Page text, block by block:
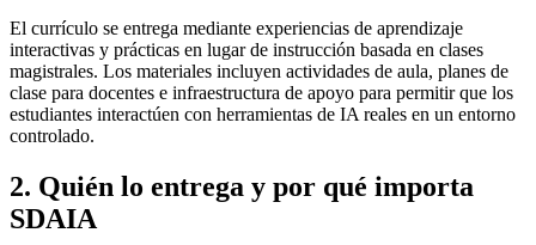
El currículo se entrega mediante experiencias de aprendizaje
interactivas y prácticas en lugar de instrucción basada en clases
magistrales. Los materiales incluyen actividades de aula, planes de
clase para docentes e infraestructura de apoyo para permitir que los
estudiantes interactúen con herramientas de IA reales en un entorno
controlado.
2. Quién lo entrega y por qué importa
SDAIA